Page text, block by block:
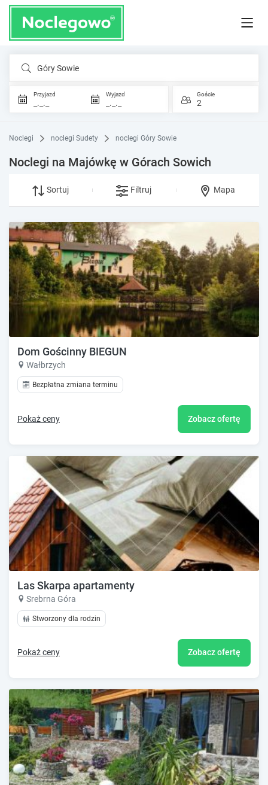
Góry Sowie
Przyjazd
_._._
Wyjazd
_._._
Goście
2
Noclegi noclegi Sudety noclegi Góry Sowie
Noclegi na Majówkę w Górach Sowich
Sortuj Filtruj Mapa
Dom Gościnny BIEGUN
Wałbrzych
Bezpłatna zmiana terminu
Pokaż ceny Zobacz ofertę
Las Skarpa apartamenty
Srebrna Góra
Stworzony dla rodzin
Pokaż ceny Zobacz ofertę